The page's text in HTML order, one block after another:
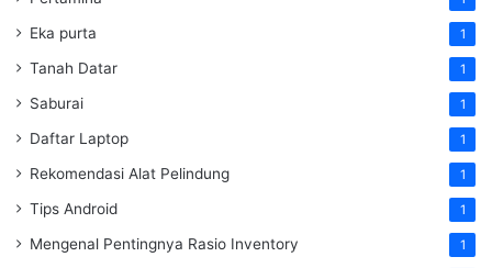
Eka purta 1
Tanah Datar 1
Saburai 1
Daftar Laptop 1
Rekomendasi Alat Pelindung 1
Tips Android 1
Mengenal Pentingnya Rasio Inventory 1